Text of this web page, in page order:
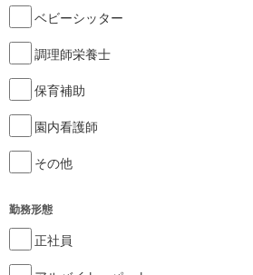
ベビーシッター
調理師栄養士
保育補助
園内看護師
その他
勤務形態
正社員